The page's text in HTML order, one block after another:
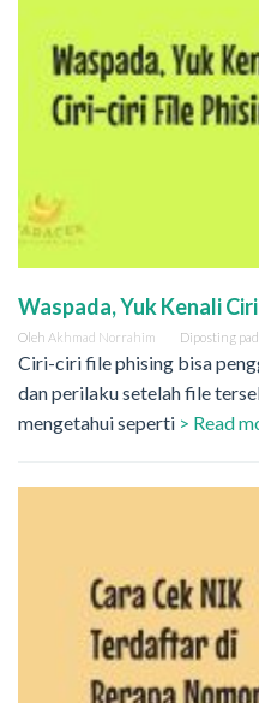
Waspada, Yuk Kenali
Oleh Akhmad Norrahim Diposting
Ciri-ciri file phising bisa
dan perilaku setelah file
mengetahui seperti > Read